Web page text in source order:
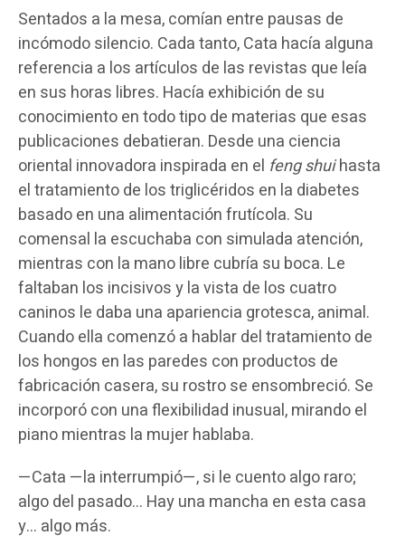
Sentados a la mesa, comían entre pausas de
incómodo silencio. Cada tanto, Cata hacía alguna
referencia a los artículos de las revistas que leía
en sus horas libres. Hacía exhibición de su
conocimiento en todo tipo de materias que esas
publicaciones debatieran. Desde una ciencia
oriental innovadora inspirada en el feng shuihasta
el tratamiento de los triglicéridos en la diabetes
basado en una alimentación frutícola. Su
comensal la escuchaba con simulada atención,
mientras con la mano libre cubría su boca. Le
faltaban los incisivos y la vista de los cuatro
caninos le daba una apariencia grotesca, animal.
Cuando ella comenzó a hablar del tratamiento de
los hongos en las paredes con productos de
fabricación casera, su rostro se ensombreció. Se
incorporó con una flexibilidad inusual, mirando el
piano mientras la mujer hablaba.
—Cata —la interrumpió—, si le cuento algo raro;
algo del pasado… Hay una mancha en esta casa
y… algo más.